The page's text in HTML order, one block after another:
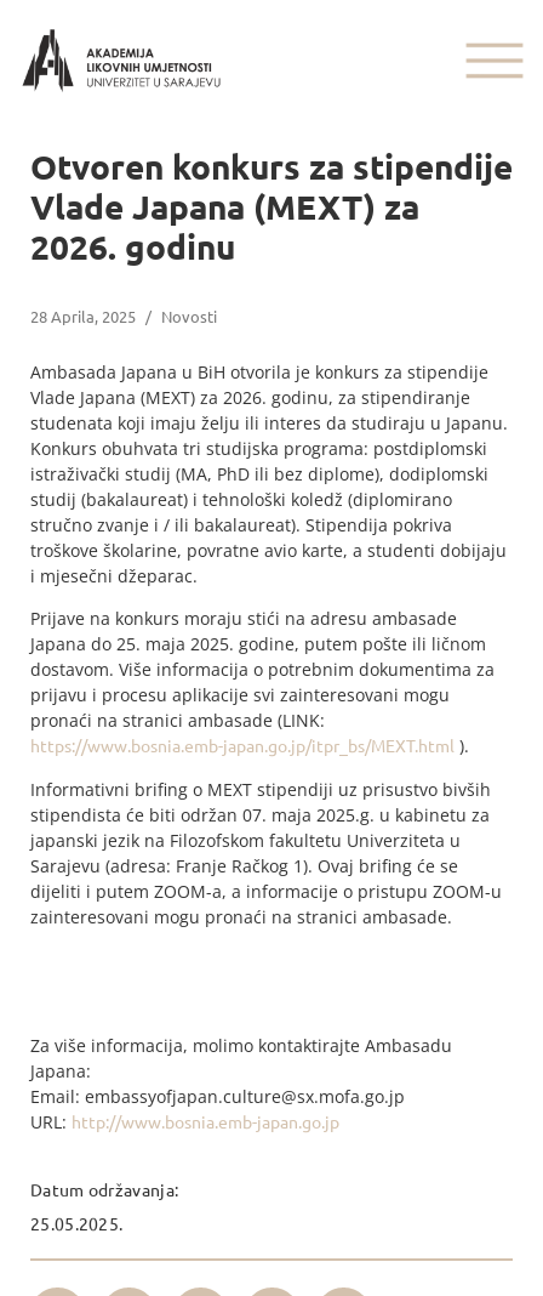
Otvoren konkurs za stipendije
Vlade Japana (MEXT) za
2026. godinu
28 Aprila, 2025 / Novosti
Ambasada Japana u BiH otvorila je konkurs za stipendije
Vlade Japana (MEXT) za 2026. godinu, za stipendiranje
studenata koji imaju želju ili interes da studiraju u Japanu.
Konkurs obuhvata tri studijska programa: postdiplomski
istraživački studij (MA, PhD ili bez diplome), dodiplomski
studij (bakalaureat) i tehnološki koledž (diplomirano
stručno zvanje i / ili bakalaureat). Stipendija pokriva
troškove školarine, povratne avio karte, a studenti dobijaju
i mjesečni džeparac.
Prijave na konkurs moraju stići na adresu ambasade
Japana do 25. maja 2025. godine, putem pošte ili ličnom
dostavom. Više informacija o potrebnim dokumentima za
prijavu i procesu aplikacije svi zainteresovani mogu
pronaći na stranici ambasade (LINK:
https://www.bosnia.emb-japan.go.jp/itpr_bs/MEXT.html ).
Informativni brifing o MEXT stipendiji uz prisustvo bivših
stipendista će biti održan 07. maja 2025.g. u kabinetu za
japanski jezik na Filozofskom fakultetu Univerziteta u
Sarajevu (adresa: Franje Račkog 1). Ovaj brifing će se
dijeliti i putem ZOOM-a, a informacije o pristupu ZOOM-u
zainteresovani mogu pronaći na stranici ambasade.
Za više informacija, molimo kontaktirajte Ambasadu
Japana:
Email: embassyofjapan.culture@sx.mofa.go.jp
URL: http://www.bosnia.emb-japan.go.jp
Datum održavanja:
25.05.2025.